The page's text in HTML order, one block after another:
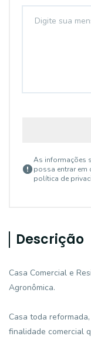
As informações
possa entrar em
política de
Descrição
Casa Comercial e
Agronômica.
Casa toda
finalidade comercial